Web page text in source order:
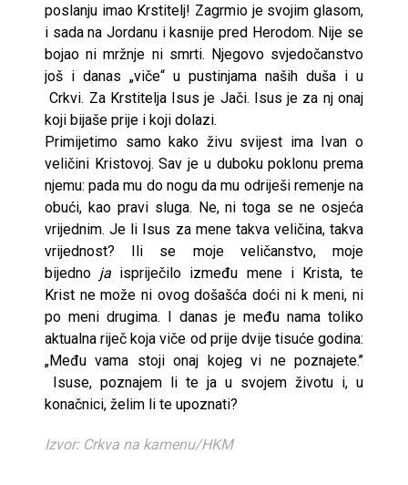
poslanju imao Krstitelj! Zagrmio je svojim glasom,
i sada na Jordanu i kasnije pred Herodom. Nije se
bojao ni mržnje ni smrti. Njegovo svjedočanstvo
još i danas „viče“ u pustinjama naših duša i u
Crkvi. Za Krstitelja Isus je Jači. Isus je za nj onaj
koji bijaše prije i koji dolazi.
Primijetimo samo kako živu svijest ima Ivan o
veličini Kristovoj. Sav je u duboku poklonu prema
njemu: pada mu do nogu da mu odriješi remenje na
obući, kao pravi sluga. Ne, ni toga se ne osjeća
vrijednim. Je li Isus za mene takva veličina, takva
vrijednost? Ili se moje veličanstvo, moje
bijedno ja ispriječilo između mene i Krista, te
Krist ne može ni ovog došašća doći ni k meni, ni
po meni drugima. I danas je među nama toliko
aktualna riječ koja viče od prije dvije tisuće godina:
„Među vama stoji onaj kojeg vi ne poznajete.’’
Isuse, poznajem li te ja u svojem životu i, u
konačnici, želim li te upoznati?
Izvor: Crkva na kamenu/HKM